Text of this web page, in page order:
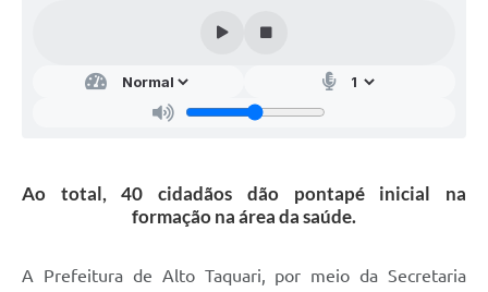
Ao total, 40 cidadãos dão pontapé inicial na
formação na área da saúde.
A Prefeitura de Alto Taquari, por meio da Secretaria